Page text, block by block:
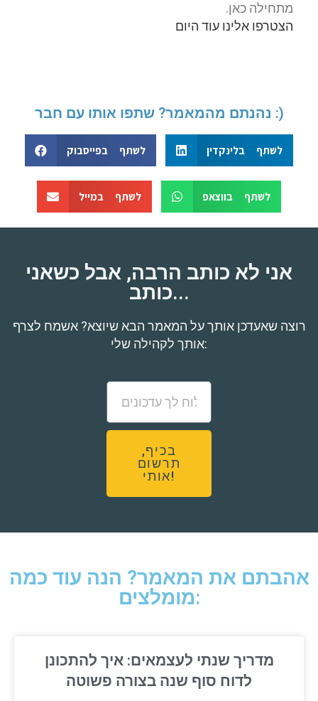
מתחילה כאן.
הצטרפו אלינו עוד היום
נהנתם מהמאמר? שתפו אותו עם חבר :)
לשתף בפייסבוק לשתף בלינקדין
לשתף במייל לשתף בווצאפ
אני לא כותב הרבה, אבל כשאני
כותב...
רוצה שאעדכן אותך על המאמר הבא שיוצא? אשמח לצרף
אותך לקהילה שלי:
בכיף,
תרשום
אותי!
אהבתם את המאמר? הנה עוד כמה
מומלצים:
מדריך שנתי לעצמאים: איך להתכונן
לדוח סוף שנה בצורה פשוטה